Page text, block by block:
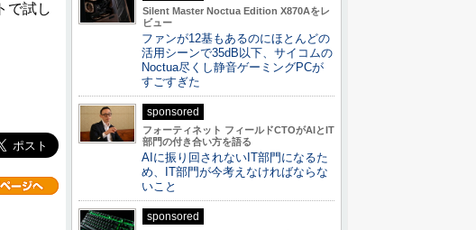
で試し
Silent Master Noctua Edition X870Aをレ
ビュー
ファンが12基もあるのにほとんどの
活用シーンで35dB以下、サイコムの
Noctua尽くし静音ゲーミングPCが
すごすぎた
sponsored
フォーティネット フィールドCTOがAIとIT
部門の付き合い方を語る
AIに振り回されないIT部門になるた
め、IT部門が今考えなければならな
いこと
sponsored